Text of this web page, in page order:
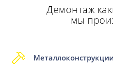
Демонтаж
мы
Металлоконструкции